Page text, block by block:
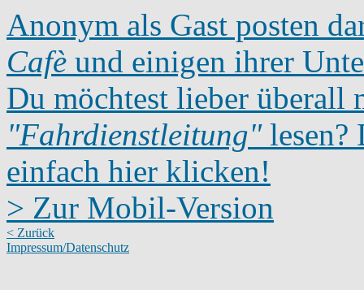
Anonym als Gast posten
Cafè und einigen ihrer
Du möchtest lieber überall
"Fahrdienstleitung"lesen?
einfach hier klicken!
> Zur Mobil-Version
< Zurück
Impressum/Datenschutz